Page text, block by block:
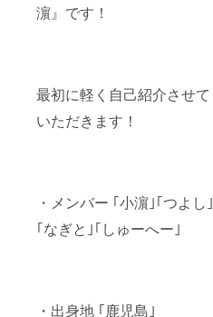
濵』です！
最初に軽く自己紹介させて
いただきます！
・メンバー ｢小濵｣｢つよし｣
｢なぎと｣｢しゅーへー｣
・出身地 ｢鹿児島｣